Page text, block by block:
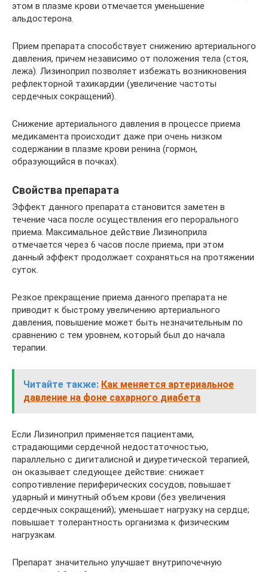
этом в плазме крови отмечается уменьшение
альдостерона.
Прием препарата способствует снижению артериального
давления, причем независимо от положения тела (стоя,
лежа). Лизиноприл позволяет избежать возникновения
рефлекторной тахикардии (увеличение частоты
сердечных сокращений).
Снижение артериального давления в процессе приема
медикамента происходит даже при очень низком
содержании в плазме крови ренина (гормон,
образующийся в почках).
Свойства препарата
Эффект данного препарата становится заметен в
течение часа после осуществления его перорального
приема. Максимальное действие Лизиноприла
отмечается через 6 часов после приема, при этом
данный эффект продолжает сохраняться на протяжении
суток.
Резкое прекращение приема данного препарата не
приводит к быстрому увеличению артериального
давления, повышение может быть незначительным по
сравнению с тем уровнем, который был до начала
терапии.
Читайте также: Как меняется артериальное
давление на фоне сахарного диабета
Если Лизиноприл применяется пациентами,
страдающими сердечной недостаточностью,
параллельно с дигиталисной и диуретической терапией,
он оказывает следующее действие: снижает
сопротивление периферических сосудов; повышает
ударный и минутный объем крови (без увеличения
сердечных сокращений); уменьшает нагрузку на сердце;
повышает толерантность организма к физическим
нагрузкам.
Препарат значительно улучшает внутрипочечную